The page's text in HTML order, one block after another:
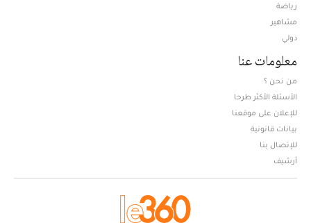
رياضة
مشاهير
دولي
معلومات عنا
من نحن ؟
الأسئلة الأكثر طرحا
للإعلان على موقعنا
بيانات قانونية
للإتصال بنا
أرشيف